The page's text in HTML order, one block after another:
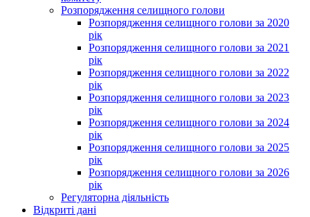
Розпорядження селищного голови
Розпорядження селищного голови за 2020
рік
Розпорядження селищного голови за 2021
рік
Розпорядження селищного голови за 2022
рік
Розпорядження селищного голови за 2023
рік
Розпорядження селищного голови за 2024
рік
Розпорядження селищного голови за 2025
рік
Розпорядження селищного голови за 2026
рік
Регуляторна діяльність
Відкриті дані